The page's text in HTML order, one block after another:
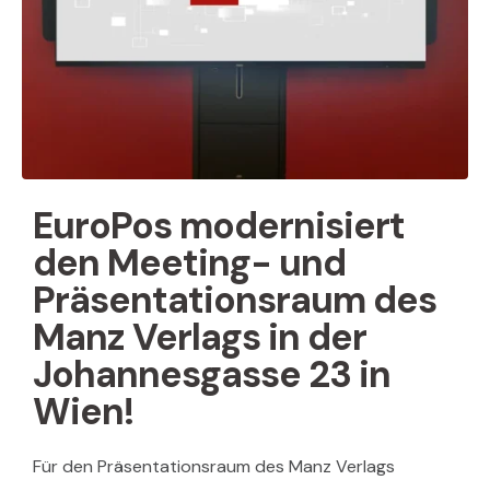
EuroPos modernisiert
den Meeting- und
Präsentationsraum des
Manz Verlags in der
Johannesgasse 23 in
Wien!
Für den Präsentationsraum des Manz Verlags